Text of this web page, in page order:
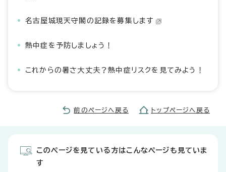
名古屋城現天守閣の記録を募集します
熱中症を予防しましょう！
これからの暑さ大丈夫？熱中症リスクを見てみよう！
前のページへ戻る トップページへ戻る
このページを見ている方はこんなページも見ていま
す